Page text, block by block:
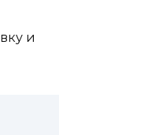
и